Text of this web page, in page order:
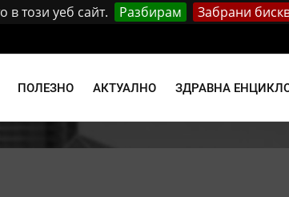
в този уеб сайт. Разбирам Забрани
ПОЛЕЗНО АКТУАЛНО ЗДРАВНА